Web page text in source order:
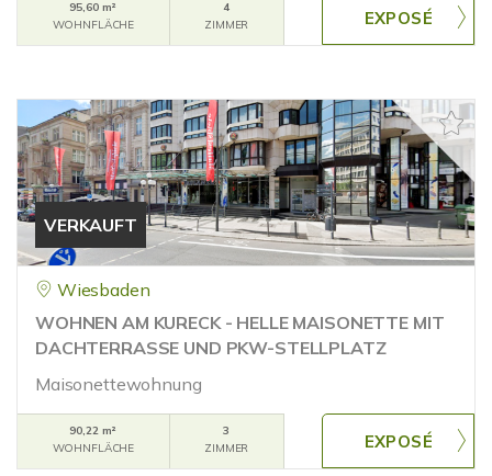
95,60 m²
WOHNFLÄCHE
4
ZIMMER
VERKAUFT
Wiesbaden
WOHNEN AM KURECK - HELLE MAISONETTE MIT
DACHTERRASSE UND PKW-STELLPLATZ
Maisonettewohnung
90,22 m²
WOHNFLÄCHE
3
ZIMMER